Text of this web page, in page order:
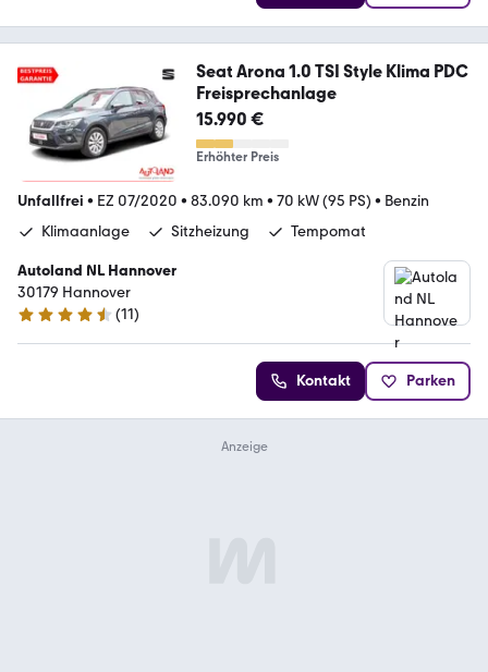
Seat Arona 1.0 TSI Style Klima PDC
Freisprechanlage
15.990 €
Erhöhter Preis
Unfallfrei • EZ 07/2020 • 83.090 km • 70 kW (95 PS) • Benzin
Klimaanlage
Sitzheizung Tempomat
Autoland NL Hannover
30179 Hannover
4.7 Sterne
(11)
Kontakt Parken